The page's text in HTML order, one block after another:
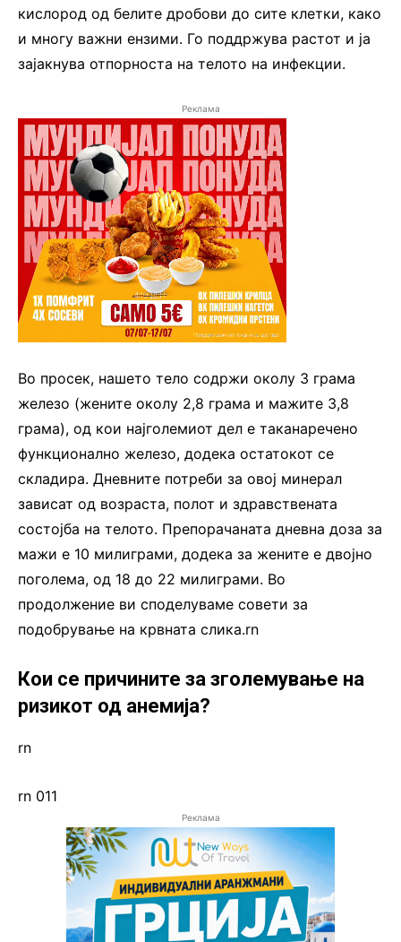
кислород од белите дробови до сите клетки, како
и многу важни ензими. Го поддржува растот и ја
зајакнува отпорноста на телото на инфекции.
Реклама
Во просек, нашето тело содржи околу 3 грама
железо (жените околу 2,8 грама и мажите 3,8
грама), од кои најголемиот дел е таканаречено
функционално железо, додека остатокот се
складира. Дневните потреби за овој минерал
зависат од возраста, полот и здравствената
состојба на телото. Препорачаната дневна доза за
мажи е 10 милиграми, додека за жените е двојно
поголема, од 18 до 22 милиграми. Во
продолжение ви споделуваме совети за
подобрување на крвната слика.rn
Кои се причините за зголемување на
ризикот од анемија?
rn
rn 011
Реклама